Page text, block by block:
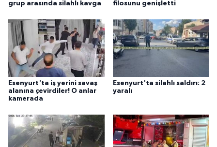
grup arasında silahlı kavga filosunu genişletti
Esenyurt'ta iş yerini savaş
alanına çevirdiler! O anlar
kamerada
Esenyurt'ta silahlı saldırı: 2
yaralı